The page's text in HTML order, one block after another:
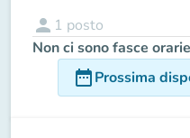
person 1 posto
Non ci sono fasce
date_rangeProssima